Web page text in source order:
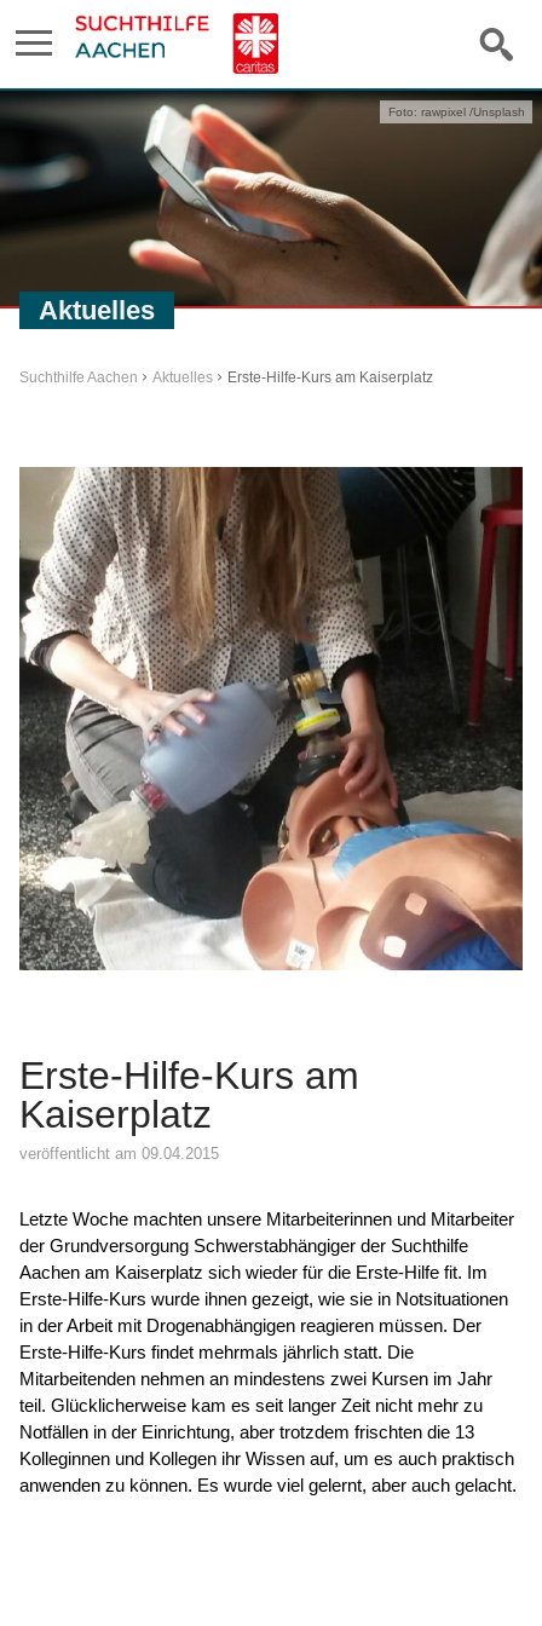
Aktuelles
Foto: rawpixel /Unsplash
Suchthilfe Aachen Aktuelles Erste-Hilfe-Kurs am Kaiserplatz
Erste-Hilfe-Kurs am
Kaiserplatz
veröffentlicht am 09.04.2015
Letzte Woche machten unsere Mitarbeiterinnen und Mitarbeiter
der Grundversorgung Schwerstabhängiger der Suchthilfe
Aachen am Kaiserplatz sich wieder für die Erste-Hilfe fit. Im
Erste-Hilfe-Kurs wurde ihnen gezeigt, wie sie in Notsituationen
in der Arbeit mit Drogenabhängigen reagieren müssen. Der
Erste-Hilfe-Kurs findet mehrmals jährlich statt. Die
Mitarbeitenden nehmen an mindestens zwei Kursen im Jahr
teil. Glücklicherweise kam es seit langer Zeit nicht mehr zu
Notfällen in der Einrichtung, aber trotzdem frischten die 13
Kolleginnen und Kollegen ihr Wissen auf, um es auch praktisch
anwenden zu können. Es wurde viel gelernt, aber auch gelacht.